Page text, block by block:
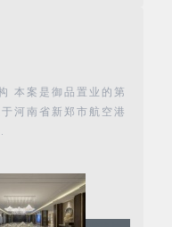
本案是御品置业的第
河南省新郑市航空港